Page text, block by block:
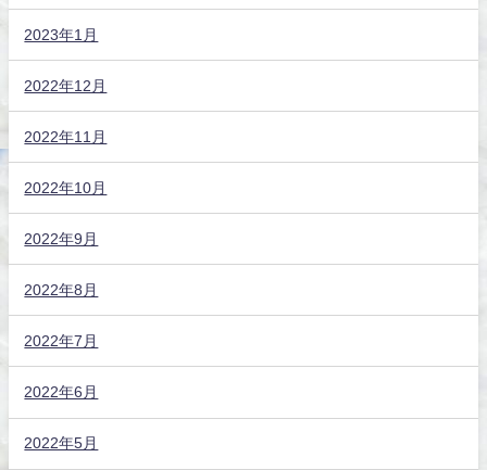
2023年1月
2022年12月
2022年11月
2022年10月
2022年9月
2022年8月
2022年7月
2022年6月
2022年5月